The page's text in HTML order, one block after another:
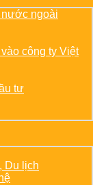
nước ngoài
công ty Việt
tư
Du lịch